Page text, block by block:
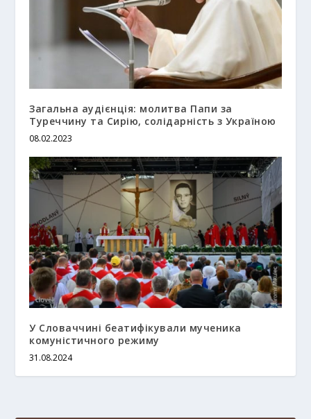
Загальна аудієнція: молитва Папи за
Туреччину та Сирію, солідарність з Україною
08.02.2023
У Словаччині беатифікували мученика
комуністичного режиму
31.08.2024